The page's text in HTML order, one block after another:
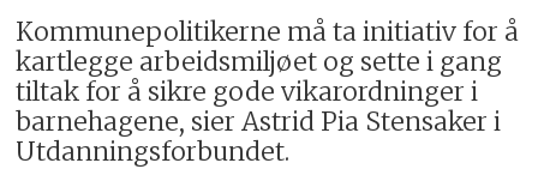
Kom­mune­poli­tik­erne må ta initi­ativ for å
kart­legge arbeids­miljøet og sette i gang
tiltak for å sikre gode vikar­ordninger i
barne­hagene, sier Astrid Pia Stens­aker i
Utdannings­for­bundet.